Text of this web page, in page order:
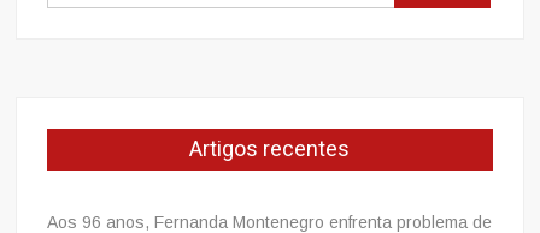
por:
Artigos recentes
Aos 96 anos, Fernanda Montenegro enfrenta problema de